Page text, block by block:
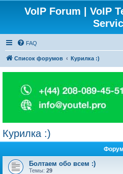
VoIP Forum | VoIP
FAQ
Список форумов Курилка :)
Курилка :)
Форум
Болтаем обо всем :)
Темы: 29